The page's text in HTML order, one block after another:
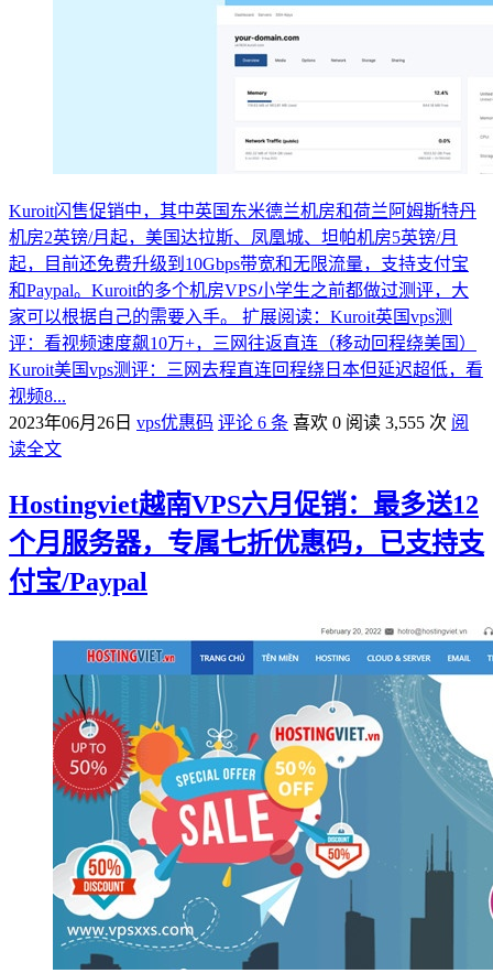
Kuroit闪售促销中，其中英国东米德兰机房和荷兰阿姆斯特丹
机房2英镑/月起，美国达拉斯、凤凰城、坦帕机房5英镑/月
起，目前还免费升级到10Gbps带宽和无限流量，支持支付宝
和Paypal。Kuroit的多个机房VPS小学生之前都做过测评，大
家可以根据自己的需要入手。 扩展阅读：Kuroit英国vps测
评：看视频速度飙10万+，三网往返直连（移动回程绕美国）
Kuroit美国vps测评：三网去程直连回程绕日本但延迟超低，看
视频8...
2023年06月26日 vps优惠码 评论 6 条 喜欢 0 阅读 3,555 次 阅
读全文
Hostingviet越南VPS六月促销：最多送12
个月服务器，专属七折优惠码，已支持支
付宝/Paypal